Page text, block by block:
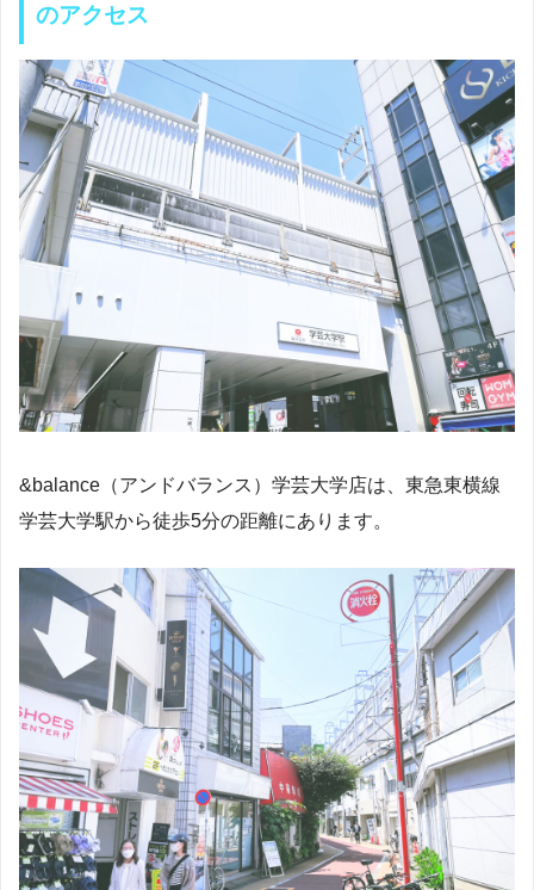
のアクセス
&balance（アンドバランス）学芸大学店は、東急東横線
学芸大学駅から徒歩5分の距離にあります。